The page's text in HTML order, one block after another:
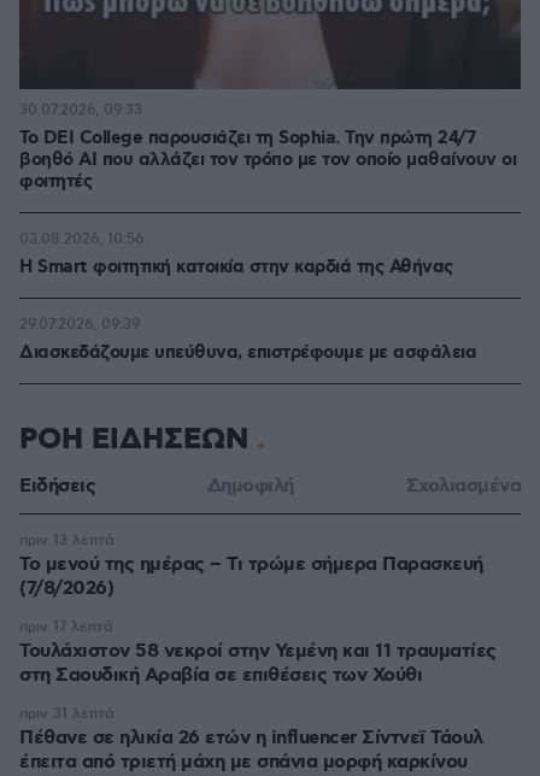
Το DEI College παρουσιάζει τη Sophia. Την πρώτη 24/7
βοηθό AI που αλλάζει τον τρόπο με τον οποίο μαθαίνουν οι
φοιτητές
30.07.2026, 09:33
Η Smart φοιτητική κατοικία στην καρδιά της Αθήνας
03.08.2026, 10:56
Διασκεδάζουμε υπεύθυνα, επιστρέφουμε με ασφάλεια
29.07.2026, 09:39
ΡΟΗ ΕΙΔΗΣΕΩΝ
Ειδήσεις Δημοφιλή Σχολιασμένα
Το μενού της ημέρας – Τι τρώμε σήμερα Παρασκευή
(7/8/2026)
πριν 13 λεπτά
Τουλάχιστον 58 νεκροί στην Υεμένη και 11 τραυματίες
στη Σαουδική Αραβία σε επιθέσεις των Χούθι
πριν 17 λεπτά
Πέθανε σε ηλικία 26 ετών η influencer Σίντνεϊ Τάουλ
έπειτα από τριετή μάχη με σπάνια μορφή καρκίνου
πριν 31 λεπτά